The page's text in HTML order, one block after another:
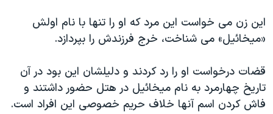
همایش محافظه‌کاران آمریکا «سی‌پک»
صفحه‌های ویژه
این زن می خواست این مرد که او را تنها با نام اولش
«میخائیل» می شناخت، خرج فرزندش را بپردازد.
قضات درخواست او را رد کردند و دلیلشان این بود در آن
تاریخ چهارمرد به نام میخائیل در هتل حضور داشتند و
فاش کردن اسم آنها خلاف حریم خصوصی این افراد است.